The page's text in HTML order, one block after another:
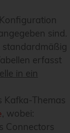
sind.
standardmäßig
erfasst
in ein
Kafka-Themas
, wobei:
Connectors